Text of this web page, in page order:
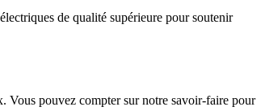
de qualité supérieure pour soutenir
Vous pouvez compter sur notre savoir-faire pour